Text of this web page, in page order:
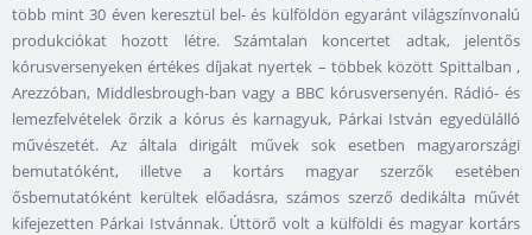
több mint 30 éven keresztül bel- és külföldön egyaránt világszínvonalú
produkciókat hozott létre. Számtalan koncertet adtak, jelentős
kórusversenyeken értékes díjakat nyertek – többek között Spittalban ,
Arezzóban, Middlesbrough-ban vagy a BBC kórusversenyén. Rádió- és
lemezfelvételek őrzik a kórus és karnagyuk, Párkai István egyedülálló
művészetét. Az általa dirigált művek sok esetben magyarországi
bemutatóként, illetve a kortárs magyar szerzők esetében
ősbemutatóként kerültek előadásra, számos szerző dedikálta művét
kifejezetten Párkai Istvánnak. Úttörő volt a külföldi és magyar kortárs